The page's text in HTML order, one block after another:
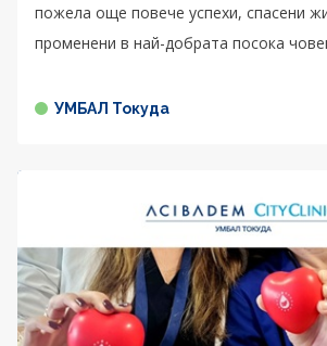
пожела още повече успехи, спасени
променени в най-добрата посока
УМБАЛ Токуда